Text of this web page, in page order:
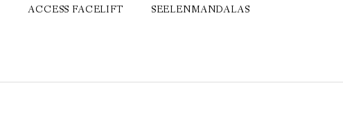
ACCESS FACELIFT SEELENMANDALAS